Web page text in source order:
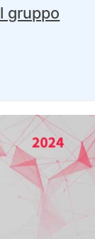
gruppo